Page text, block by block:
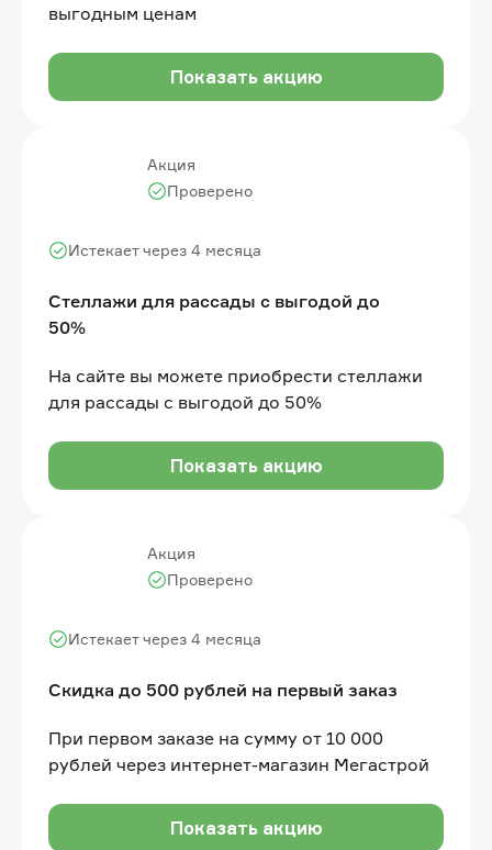
выгодным ценам
Показать акцию
Акция
Стеллажи для рассады с выгодой до
50%
Истекает через 4 месяца
Проверено
На сайте вы можете приобрести стеллажи
для рассады с выгодой до 50%
Показать акцию
Акция
Скидка до 500 рублей на первый заказ
Истекает через 4 месяца
Проверено
При первом заказе на сумму от 10 000
рублей через интернет-магазин Мегастрой
Показать акцию